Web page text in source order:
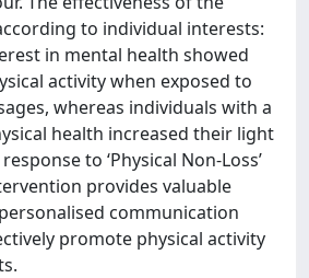
to individual interests:
in mental health showed
activity when exposed to
whereas individuals with a
health increased their light
to ‘Physical Non-Loss’
provides valuable
communication
promote physical activity